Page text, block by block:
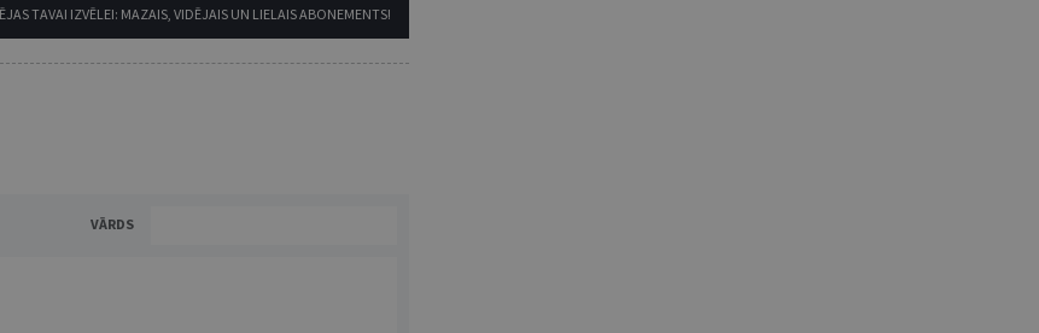
TAVAI IZVĒLEI: MAZAIS, VIDĒJAIS UN LIELAIS ABONEMENTS!
VĀRDS